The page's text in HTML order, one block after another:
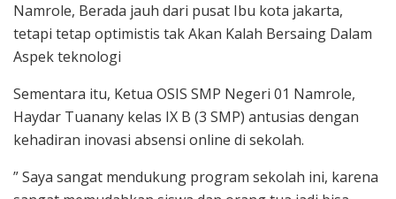
Namrole, Berada jauh dari pusat Ibu kota jakarta,
tetapi tetap optimistis tak Akan Kalah Bersaing Dalam
Aspek teknologi
Sementara itu, Ketua OSIS SMP Negeri 01 Namrole,
Haydar Tuanany kelas IX B (3 SMP) antusias dengan
kehadiran inovasi absensi online di sekolah.
” Saya sangat mendukung program sekolah ini, karena